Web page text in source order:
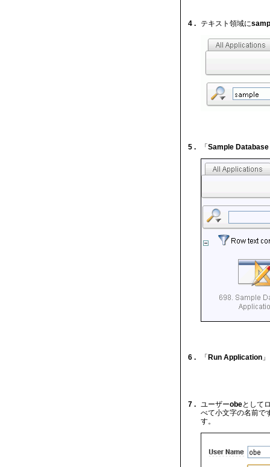
4 . テキスト領域に
5 . 「 Sample
6 . 「 Run Application
7 . ユーザーobeとして
べて小文字の名前で
す。